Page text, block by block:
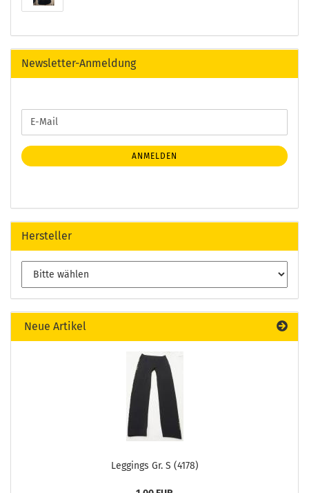
Newsletter-Anmeldung
ZUR
ANMELDUNG
E-
Mail
ANMELDEN
Hersteller
Neue Artikel
Leggings Gr. S (4178)